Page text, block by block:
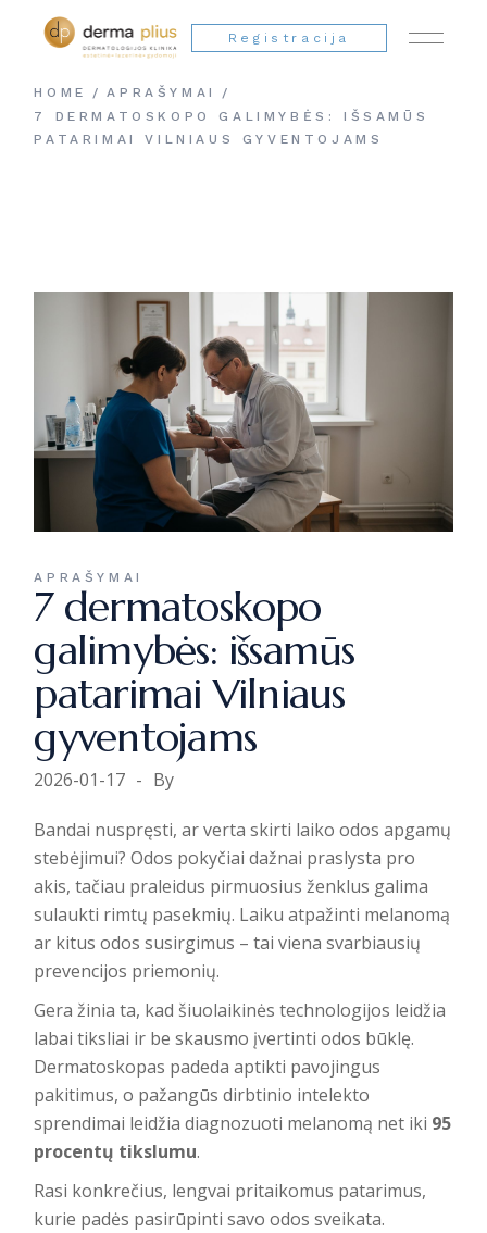
Registracija
HOME
APRAŠYMAI
7 DERMATOSKOPO GALIMYBĖS: IŠSAMŪS
PATARIMAI VILNIAUS GYVENTOJAMS
APRAŠYMAI
7 dermatoskopo
galimybės: išsamūs
patarimai Vilniaus
gyventojams
2026-01-17 By
Bandai nuspręsti, ar verta skirti laiko odos apgamų
stebėjimui? Odos pokyčiai dažnai praslysta pro
akis, tačiau praleidus pirmuosius ženklus galima
sulaukti rimtų pasekmių. Laiku atpažinti melanomą
ar kitus odos susirgimus – tai viena svarbiausių
prevencijos priemonių.
Gera žinia ta, kad šiuolaikinės technologijos leidžia
labai tiksliai ir be skausmo įvertinti odos būklę.
Dermatoskopas padeda aptikti pavojingus
pakitimus, o pažangūs dirbtinio intelekto
sprendimai leidžia diagnozuoti melanomą net iki 95
procentų tikslumu.
Rasi konkrečius, lengvai pritaikomus patarimus,
kurie padės pasirūpinti savo odos sveikata.